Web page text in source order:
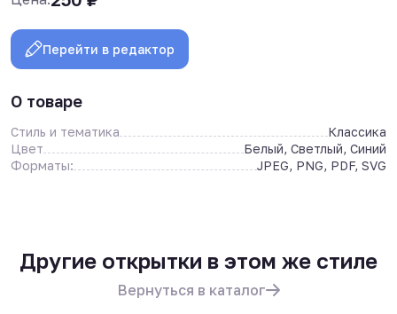
Перейти в редактор
О товаре
Стиль и тематика
Классика
Цвет
Белый, Светлый, Синий
Форматы:
JPEG, PNG, PDF, SVG
Другие открытки в этом же стиле
Вернуться в каталог